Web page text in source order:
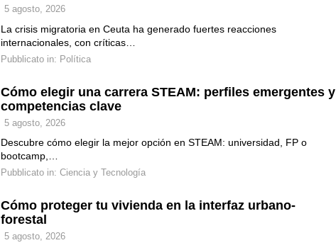
5 agosto, 2026
La crisis migratoria en Ceuta ha generado fuertes reacciones
internacionales, con críticas…
Pubblicato in: Política
Cómo elegir una carrera STEAM: perfiles emergentes y
competencias clave
5 agosto, 2026
Descubre cómo elegir la mejor opción en STEAM: universidad, FP o
bootcamp,…
Pubblicato in: Ciencia y Tecnología
Cómo proteger tu vivienda en la interfaz urbano-
forestal
5 agosto, 2026